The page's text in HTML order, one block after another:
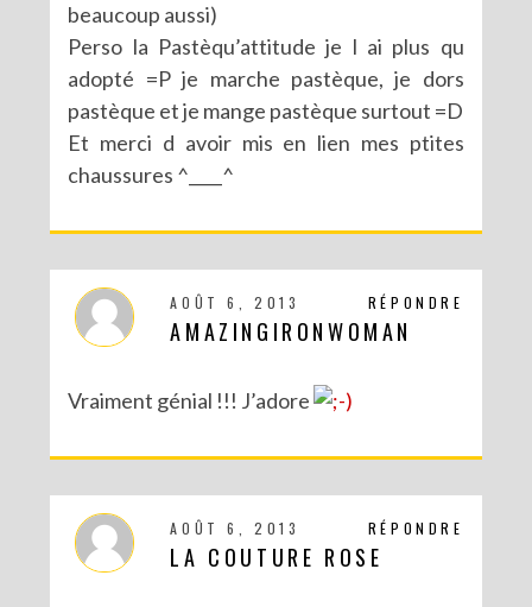
beaucoup aussi)
Perso la Pastèqu’attitude je l ai plus qu
adopté =P je marche pastèque, je dors
pastèque et je mange pastèque surtout =D
Et merci d avoir mis en lien mes ptites
chaussures ^____^
RÉPONDRE
AOÛT 6, 2013
AMAZINGIRONWOMAN
Vraiment génial !!! J’adore
RÉPONDRE
AOÛT 6, 2013
LA COUTURE ROSE